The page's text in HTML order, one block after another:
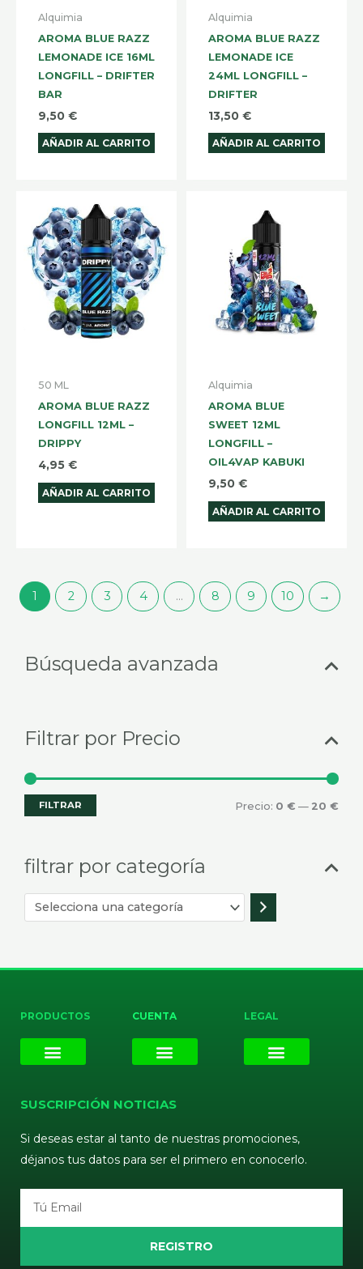
Búsqueda avanzada
Filtrar por Precio
FILTRAR Precio: 0 € — 20 €
filtrar por categoría
una
Alquimia
AROMA BLUE RAZZ
LEMONADE ICE 16ML
LONGFILL – DRIFTER
BAR
9,50 €
AÑADIR AL CARRITO
Alquimia
AROMA BLUE RAZZ
LEMONADE ICE
24ML LONGFILL –
DRIFTER
13,50 €
AÑADIR AL CARRITO
50 ML
AROMA BLUE RAZZ
LONGFILL 12ML –
DRIPPY
4,95 €
AÑADIR AL CARRITO
Alquimia
AROMA BLUE
SWEET 12ML
LONGFILL –
OIL4VAP KABUKI
9,50 €
AÑADIR AL CARRITO
1 2 3 4 … 8 9 10 →
PRODUCTOS CUENTA LEGAL
SUSCRIPCIÓN NOTICIAS
Si deseas estar al tanto de nuestras promociones,
déjanos tus datos para ser el primero en conocerlo.
REGISTRO